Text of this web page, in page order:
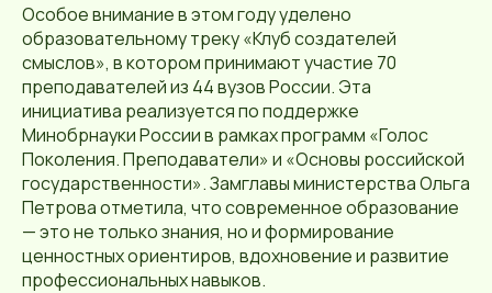
Особое внимание в этом году уделено
образовательному треку «Клуб создателей
смыслов», в котором принимают участие 70
преподавателей из 44 вузов России. Эта
инициатива реализуется по поддержке
Минобрнауки России в рамках программ «Голос
Поколения. Преподаватели» и «Основы российской
государственности». Замглавы министерства Ольга
Петрова отметила, что современное образование
— это не только знания, но и формирование
ценностных ориентиров, вдохновение и развитие
профессиональных навыков.